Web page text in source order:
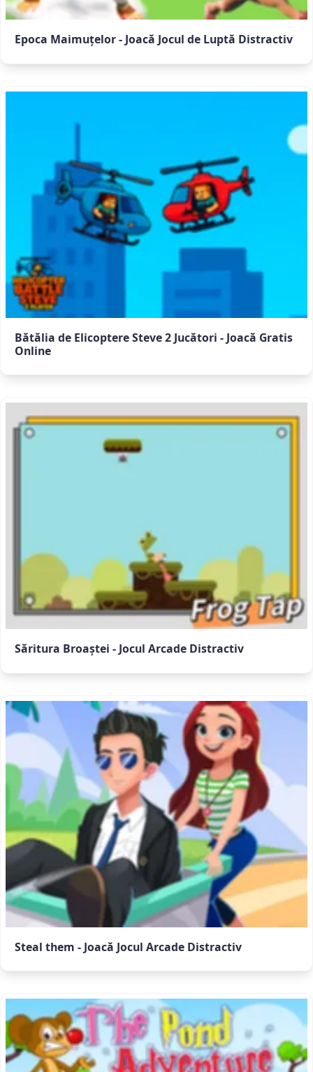
Epoca Maimuțelor - Joacă Jocul de Luptă Distractiv
Bătălia de Elicoptere Steve 2 Jucători - Joacă Gratis
Online
Săritura Broaștei - Jocul Arcade Distractiv
Steal them - Joacă Jocul Arcade Distractiv